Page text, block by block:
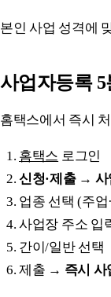
본인 사업 성격에
사업자등록
홈택스에서 즉시
홈택스 로그인
신청·제출 → 사
업종 선택 (주업
사업장 주소 입
간이/일반 선택
제출 → 즉시 사